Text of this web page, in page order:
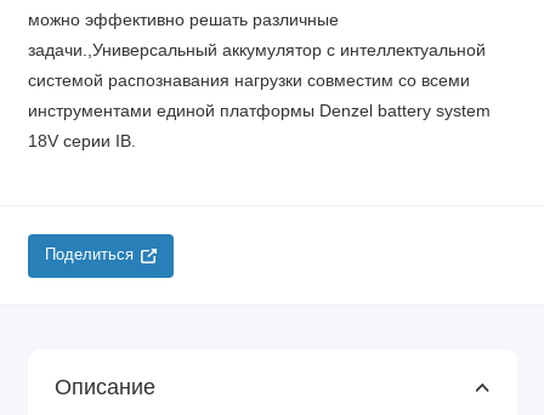
можно эффективно решать различные
задачи.,Универсальный аккумулятор с интеллектуальной
системой распознавания нагрузки совместим со всеми
инструментами единой платформы Denzel battery system
18V серии IB.
Поделиться
Описание